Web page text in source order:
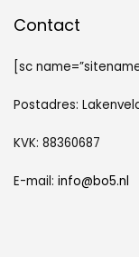
Contact
[sc
Postadres:
KVK: 88360687
E-mail: info@bo5.nl